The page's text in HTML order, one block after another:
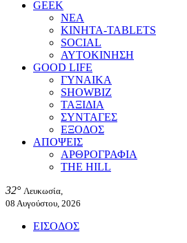
GEEK
ΝΕΑ
ΚΙΝΗΤΑ-TABLETS
SOCIAL
ΑΥΤΟΚΙΝΗΣΗ
GOOD LIFE
ΓΥΝΑΙΚΑ
SHOWBIZ
ΤΑΞΙΔΙΑ
ΣΥΝΤΑΓΕΣ
ΕΞΟΔΟΣ
ΑΠΟΨΕΙΣ
ΑΡΘΡΟΓΡΑΦΙΑ
THE HILL
32° Λευκωσία,
08 Αυγούστου, 2026
ΕΙΣΟΔΟΣ